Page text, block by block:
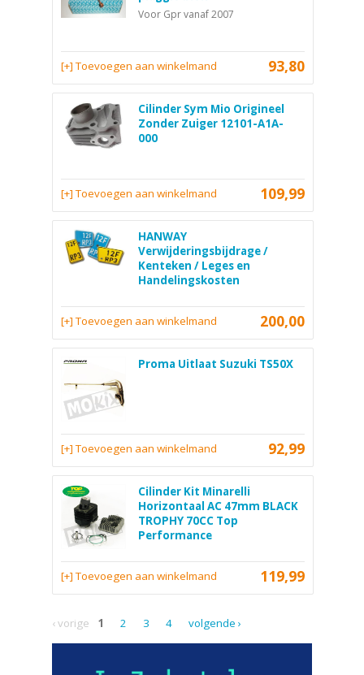
Voor Gpr vanaf 2007
93,80
[+] Toevoegen aan winkelmand
Cilinder Sym Mio Origineel
Zonder Zuiger 12101-A1A-
000
109,99
[+] Toevoegen aan winkelmand
HANWAY
Verwijderingsbijdrage /
Kenteken / Leges en
Handelingskosten
200,00
[+] Toevoegen aan winkelmand
Proma Uitlaat Suzuki TS50X
92,99
[+] Toevoegen aan winkelmand
Cilinder Kit Minarelli
Horizontaal AC 47mm BLACK
TROPHY 70CC Top
Performance
119,99
[+] Toevoegen aan winkelmand
‹ vorige 1 2 3 4 volgende ›